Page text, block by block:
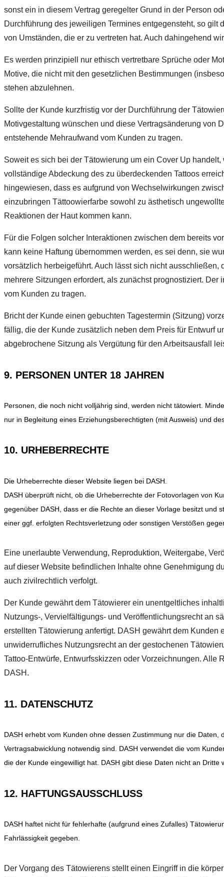
sonst ein in diesem Vertrag geregelter Grund in der Person
Durchführung des jeweiligen Termines entgegensteht, so gilt
von Umständen, die er zu vertreten hat. Auch dahingehend
Es werden prinzipiell nur ethisch vertretbare Sprüche oder
Motive, die nicht mit den gesetzlichen Bestimmungen
stehen abzulehnen.
Sollte der Kunde kurzfristig vor der Durchführung der
Motivgestaltung wünschen und diese Vertragsänderung von
entstehende Mehraufwand vom Kunden zu tragen.
Soweit es sich bei der Tätowierung um ein Cover Up
vollständige Abdeckung des zu überdeckenden Tattoos
hingewiesen, dass es aufgrund von Wechselwirkungen
einzubringen Tättoowierfarbe sowohl zu ästhetisch
Reaktionen der Haut kommen kann.
Für die Folgen solcher Interaktionen zwischen dem bereits
kann keine Haftung übernommen werden, es sei denn, sie
vorsätzlich herbeigeführt. Auch lässt sich nicht
mehrere Sitzungen erfordert, als zunächst prognostiziert.
vom Kunden zu tragen.
Bricht der Kunde einen gebuchten Tagestermin (Sitzung)
fällig, die der Kunde zusätzlich neben dem Preis für Entwurf
abgebrochene Sitzung als Vergütung für den Arbeitsausfall
9. PERSONEN UNTER 18 JAHREN
Personen, die noch nicht volljährig sind, werden nicht tätowiert.
nur in Begleitung eines Erziehungsberechtigten (mit Ausweis) und
10. URHEBERRECHTE
Die Urheberrechte dieser Website liegen bei DASH.
DASH überprüft nicht, ob die Urheberrechte der Fotovorlagen von
gegenüber DASH, dass er die Rechte an dieser Vorlage besitzt und
einer ggf. erfolgten Rechtsverletzung oder sonstigen Verstößen
Eine unerlaubte Verwendung, Reproduktion, Weitergabe,
auf dieser Website befindlichen Inhalte ohne Genehmigung
auch zivilrechtlich verfolgt.
Der Kunde gewährt dem Tätowierer ein unentgeltliches
Nutzungs-, Vervielfältigungs- und Veröffentlichungsrecht an
erstellten Tätowierung anfertigt. DASH gewährt dem Kunden
unwiderrufliches Nutzungsrecht an der gestochenen
Tattoo-Entwürfe, Entwurfsskizzen oder Vorzeichnungen. Alle
DASH.
11. DATENSCHUTZ
DASH erhebt vom Kunden ohne dessen Zustimmung nur die
Vertragsabwicklung notwendig sind. DASH verwendet die vom
die der Kunde eingewilligt hat. DASH gibt diese Daten nicht an Dritte
12. HAFTUNGSAUSSCHLUSS
DASH haftet nicht für fehlerhafte (aufgrund eines Zufalles)
Fahrlässigkeit gegeben.
Der Vorgang des Tätowierens stellt einen Eingriff in die